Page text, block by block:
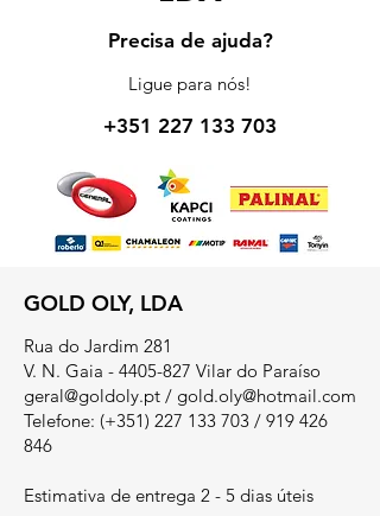
Precisa de ajuda?
Ligue para nós!
+351 227 133 703
GOLD OLY, LDA
Rua do Jardim 281
V. N. Gaia - 4405-827 Vilar do Paraíso
geral@goldoly.pt / gold.oly@hotmail.com
Telefone: (+351) 227 133 703 / 919 426
846
Estimativa de entrega 2 - 5 dias úteis